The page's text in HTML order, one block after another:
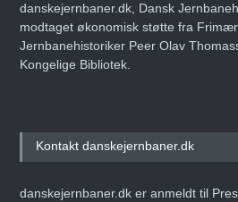
danskejernbaner.dk, Dansk
modtaget økonomisk støtte fra
Jernbanehistoriker Peer Olav
Kongelige Bibliotek.
Kontakt danskejernbaner.dk
danskejernbaner.dk er anmeldt til